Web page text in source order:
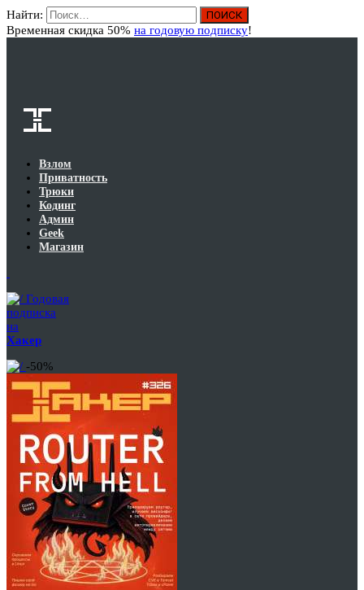
Найти:
Временная скидка 50% на годовую подписку!
Взлом
Приватность
Трюки
Кодинг
Админ
Geek
Магазин
Годовая
подписка
на
Хакер
-50%